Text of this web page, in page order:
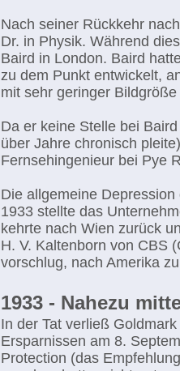
Nach seiner Rückkehr
Dr. in Physik. Während
Baird in London. Baird
zu dem Punkt entwickelt,
mit sehr geringer
Da er keine Stelle bei
über Jahre chronisch
Fernsehingenieur bei Pye
Die allgemeine
1933 stellte das
kehrte nach Wien zurück
H. V. Kaltenborn von CBS
vorschlug, nach Amerika
1933 - Nahezu
In der Tat verließ
Ersparnissen am 8.
Protection (das